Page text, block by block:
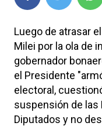
Luego de atrasar
Milei por la ola de
gobernador
el Presidente
electoral,
suspensión de las
Diputados y no